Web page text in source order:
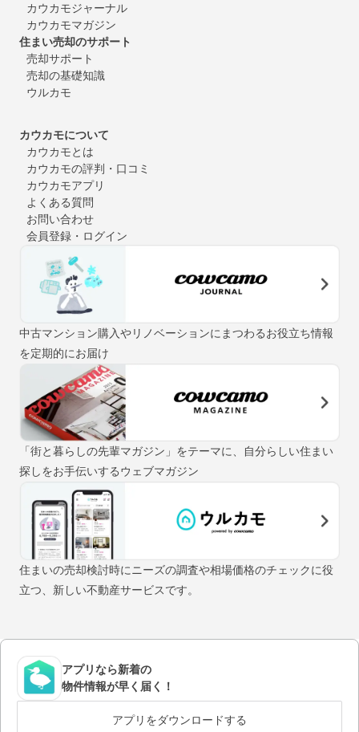
カウカモジャーナル
カウカモマガジン
住まい売却のサポート
売却サポート
売却の基礎知識
ウルカモ
カウカモについて
カウカモとは
カウカモの評判・口コミ
カウカモアプリ
よくある質問
お問い合わせ
会員登録・ログイン
中古マンション購入やリノベーションにまつわるお役立ち情報
を定期的にお届け
「街と暮らしの先輩マガジン」をテーマに、自分らしい住まい
探しをお手伝いするウェブマガジン
住まいの売却検討時にニーズの調査や相場価格のチェックに役
立つ、新しい不動産サービスです。
アプリなら新着の
物件情報が早く届く！
アプリをダウンロードする